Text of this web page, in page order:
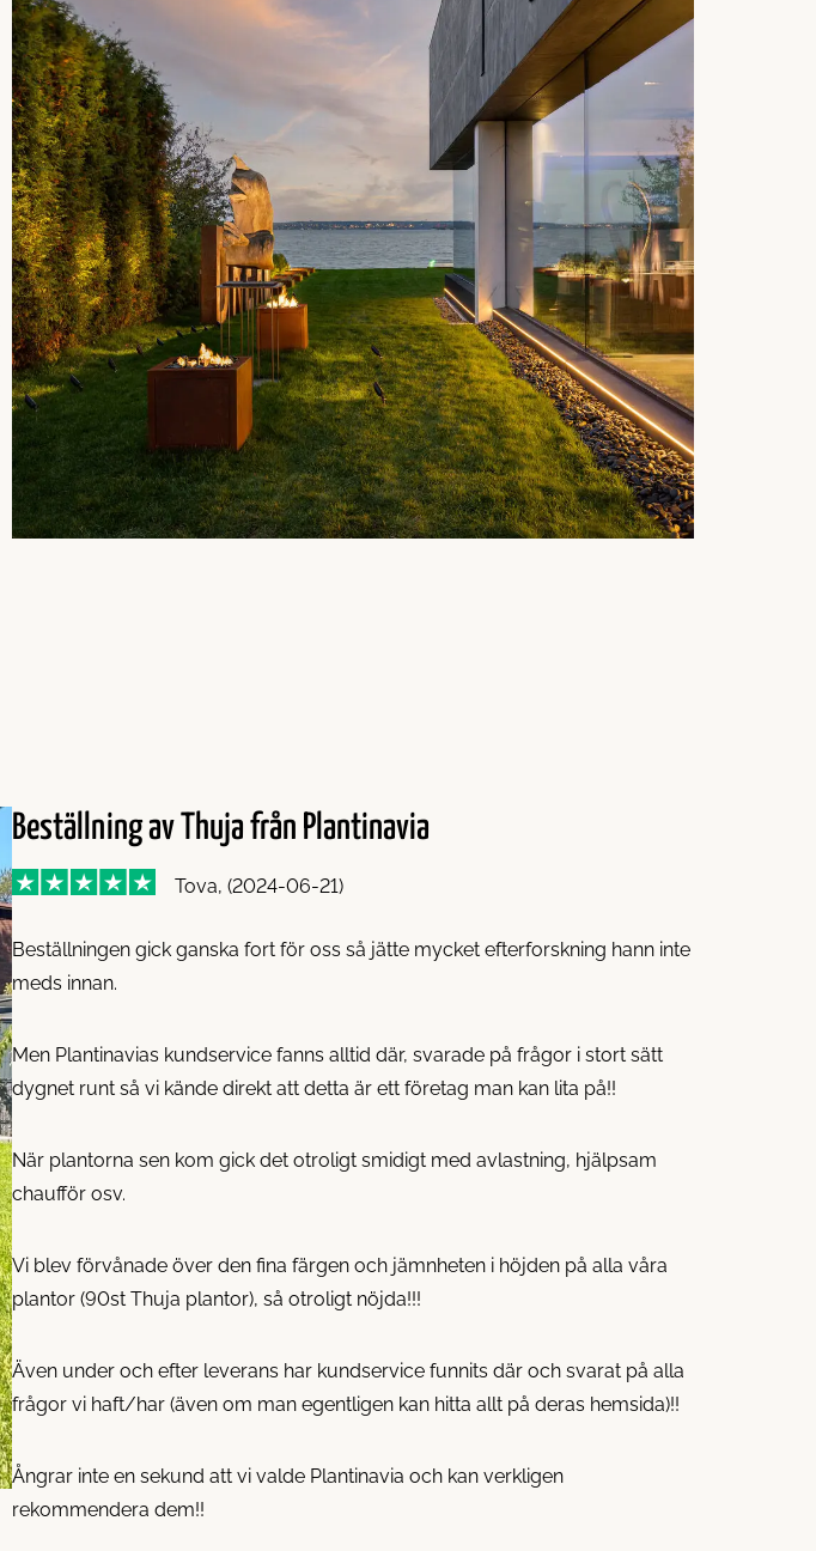
Beställning av Thuja från Plantinavia
Tova, (2024-06-21)
Beställningen gick ganska fort för oss så jätte mycket efterforskning hann inte
meds innan.
Men Plantinavias kundservice fanns alltid där, svarade på frågor i stort sätt
dygnet runt så vi kände direkt att detta är ett företag man kan lita på!!
När plantorna sen kom gick det otroligt smidigt med avlastning, hjälpsam
chaufför osv.
Vi blev förvånade över den fina färgen och jämnheten i höjden på alla våra
plantor (90st Thuja plantor), så otroligt nöjda!!!
Även under och efter leverans har kundservice funnits där och svarat på alla
frågor vi haft/har (även om man egentligen kan hitta allt på deras hemsida)!!
Ångrar inte en sekund att vi valde Plantinavia och kan verkligen
rekommendera dem!!